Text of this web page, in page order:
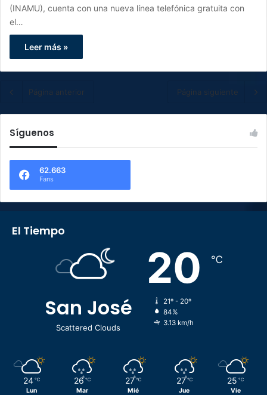
(INAMU), cuenta con una nueva línea telefónica gratuita con
el…
Leer más »
Página anterior Página siguiente
Síguenos
62.663
Fans
El Tiempo
San José
Scattered Clouds
20 ℃
21º - 20º
84%
3.13 km/h
24 ℃
Lun
26 ℃
Mar
27 ℃
Mié
27 ℃
Jue
25 ℃
Vie